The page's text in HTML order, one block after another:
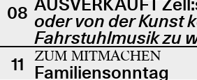
08 AUSVERKAUFT
oder von der Kunst
Fahrstuhlmusik zu
11
ZUM MITMACHEN
Familiensonntag